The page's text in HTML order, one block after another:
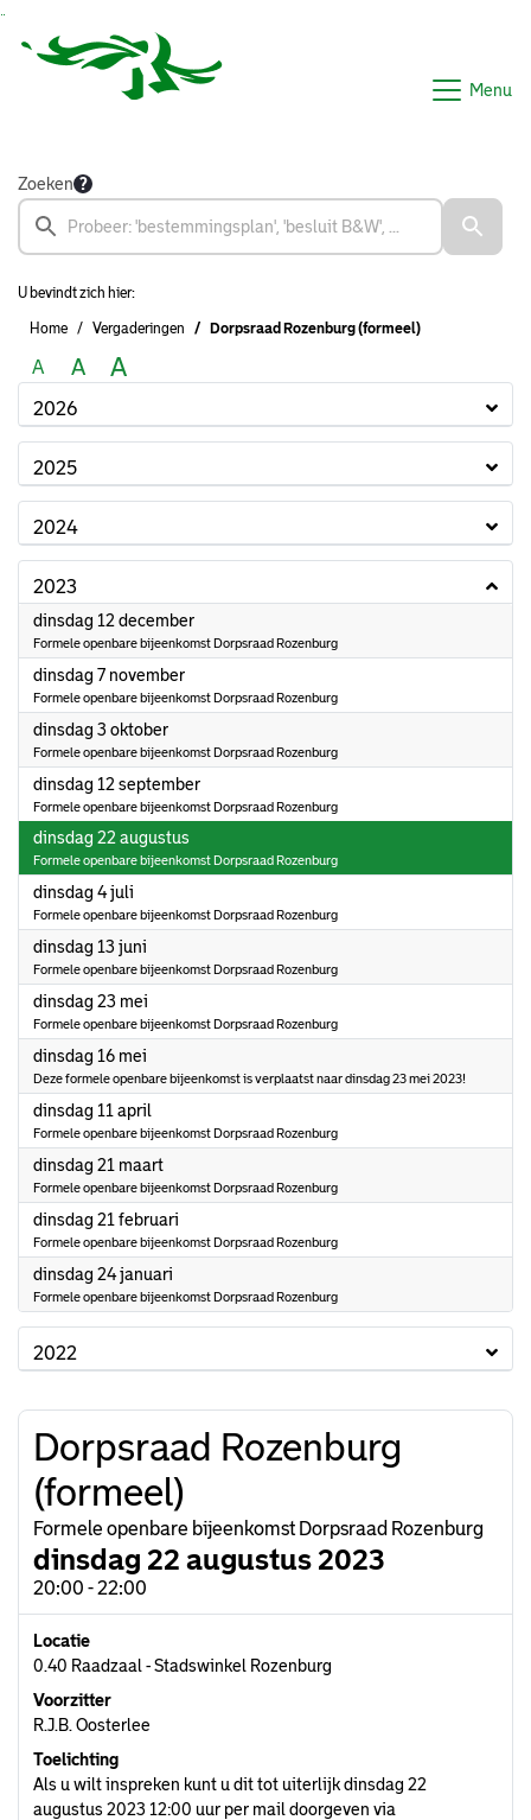
Menu
Zoeken
U bevindt zich hier:
Home Vergaderingen Dorpsraad Rozenburg (formeel)
A A A
2026
2025
2024
2023
dinsdag 12 december2023
Formele openbare bijeenkomst Dorpsraad Rozenburg
dinsdag 7 november2023
Formele openbare bijeenkomst Dorpsraad Rozenburg
dinsdag 3 oktober2023
Formele openbare bijeenkomst Dorpsraad Rozenburg
dinsdag 12 september2023
Formele openbare bijeenkomst Dorpsraad Rozenburg
dinsdag 22 augustus
Formele openbare bijeenkomst Dorpsraad Rozenburg
dinsdag 4 juli
Formele openbare bijeenkomst Dorpsraad Rozenburg
dinsdag 13 juni
Formele openbare bijeenkomst Dorpsraad Rozenburg
dinsdag 23 mei
Formele openbare bijeenkomst Dorpsraad Rozenburg
dinsdag 16 mei
Deze formele openbare bijeenkomst is verplaatst naar dinsdag 23 mei 2023!
dinsdag 11 april
Formele openbare bijeenkomst Dorpsraad Rozenburg
dinsdag 21 maart2023
Formele openbare bijeenkomst Dorpsraad Rozenburg
dinsdag 21 februari
Formele openbare bijeenkomst Dorpsraad Rozenburg
dinsdag 24 januari
Formele openbare bijeenkomst Dorpsraad Rozenburg
2022
Dorpsraad Rozenburg
(formeel)
Formele openbare bijeenkomst Dorpsraad Rozenburg
dinsdag 22 augustus 2023
20:00 - 22:00
Locatie
0.40 Raadzaal - Stadswinkel Rozenburg
Voorzitter
R.J.B. Oosterlee
Toelichting
Als u wilt inspreken kunt u dit tot uiterlijk dinsdag 22
augustus 2023 12:00 uur per mail doorgeven via